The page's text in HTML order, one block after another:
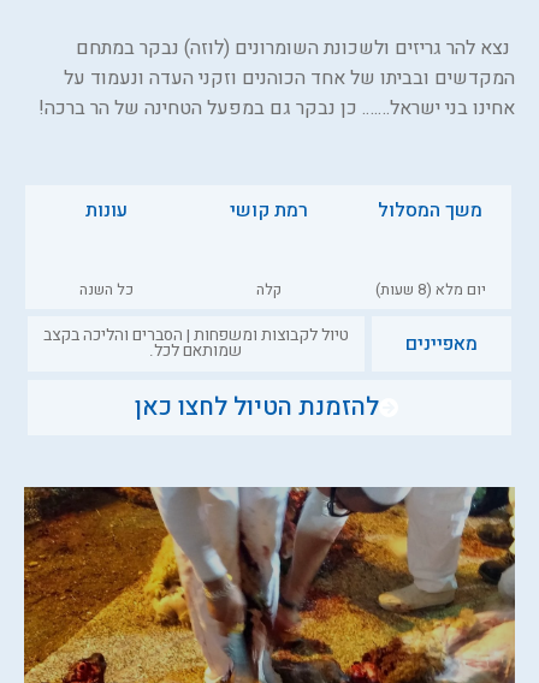
נצא להר גריזים ולשכונת השומרונים (לוזה) נבקר במתחם
המקדשים ובביתו של אחד הכוהנים וזקני העדה ונעמוד על
אחינו בני ישראל……. כן נבקר גם במפעל הטחינה של הר ברכה!
משך המסלול
יום מלא (8 שעות)
רמת קושי
קלה
עונות
כל השנה
מאפיינים טיול לקבוצות ומשפחות | הסברים והליכה בקצב
שמותאם לכל.
להזמנת הטיול לחצו כאן